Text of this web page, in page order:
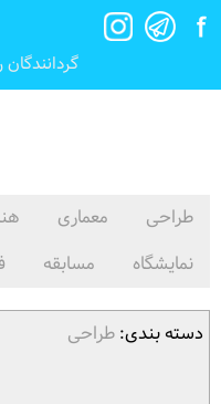
گردانندگان
طراحی معماری
نمایشگاه
مسابقه
دسته بندی:طراحی